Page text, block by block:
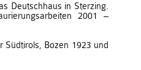
Deutschhaus in Sterzing.
2001 –
Südtirols, Bozen 1923 und